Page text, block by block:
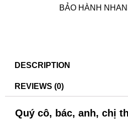
BẢO HÀNH
DESCRIPTION
REVIEWS (0)
Quý cô, bác, anh, chị